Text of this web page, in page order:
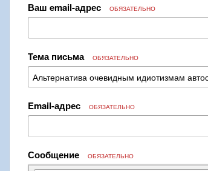
Ваш email-адрес ОБЯЗАТЕЛЬНО
Тема письма ОБЯЗАТЕЛЬНО
Email-адрес ОБЯЗАТЕЛЬНО
Сообщение ОБЯЗАТЕЛЬНО